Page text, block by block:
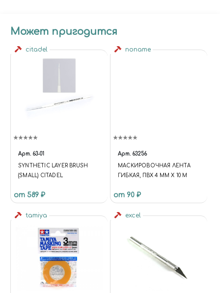
Может пригодится
citadel
Арт. 63-01
SYNTHETIC LAYER BRUSH
(SMALL) CITADEL
от 589 ₽
noname
Арт. 63256
МАСКИРОВОЧНАЯ ЛЕНТА
ГИБКАЯ, ПВХ 4 ММ Х 10 М
от 90 ₽
tamiya excel